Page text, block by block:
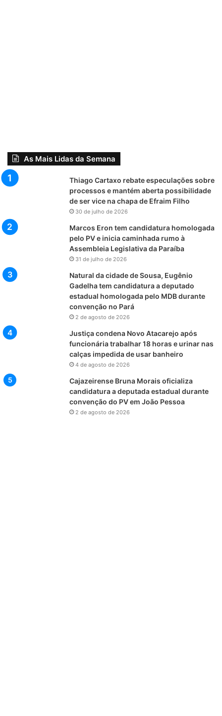
As Mais Lidas da Semana
Thiago Cartaxo rebate especulações sobre
processos e mantém aberta possibilidade
de ser vice na chapa de Efraim Filho
30 de julho de 2026
Marcos Eron tem candidatura homologada
pelo PV e inicia caminhada rumo à
Assembleia Legislativa da Paraíba
31 de julho de 2026
Natural da cidade de Sousa, Eugênio
Gadelha tem candidatura a deputado
estadual homologada pelo MDB durante
convenção no Pará
2 de agosto de 2026
Justiça condena Novo Atacarejo após
funcionária trabalhar 18 horas e urinar nas
calças impedida de usar banheiro
4 de agosto de 2026
Cajazeirense Bruna Morais oficializa
candidatura a deputada estadual durante
convenção do PV em João Pessoa
2 de agosto de 2026